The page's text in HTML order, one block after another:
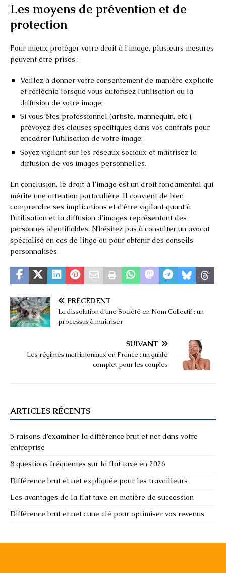
Les moyens de prévention et de
protection
Pour mieux protéger votre droit à l’image, plusieurs mesures
peuvent être prises :
Veillez à donner votre consentement de manière explicite
et réfléchie lorsque vous autorisez l’utilisation ou la
diffusion de votre image;
Si vous êtes professionnel (artiste, mannequin, etc.),
prévoyez des clauses spécifiques dans vos contrats pour
encadrer l’utilisation de votre image;
Soyez vigilant sur les réseaux sociaux et maîtrisez la
diffusion de vos images personnelles.
En conclusion, le droit à l’image est un droit fondamental qui
mérite une attention particulière. Il convient de bien
comprendre ses implications et d’être vigilant quant à
l’utilisation et la diffusion d’images représentant des
personnes identifiables. N’hésitez pas à consulter un avocat
spécialisé en cas de litige ou pour obtenir des conseils
personnalisés.
PRÉCÉDENT
La dissolution d’une Société en Nom Collectif : un
processus à maîtriser
SUIVANT
Les régimes matrimoniaux en France : un guide
complet pour les couples
ARTICLES RÉCENTS
5 raisons d’examiner la différence brut et net dans votre
entreprise
8 questions fréquentes sur la flat taxe en 2026
Différence brut et net expliquée pour les travailleurs
Les avantages de la flat taxe en matière de succession
Différence brut et net : une clé pour optimiser vos revenus